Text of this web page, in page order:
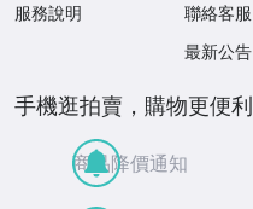
服務說明
聯絡客服
最新公告
手機逛拍賣，購物更便利
商品降價通知